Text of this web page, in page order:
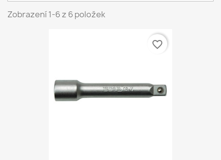
Zobrazení 1-6 z 6 položek
favorite_border